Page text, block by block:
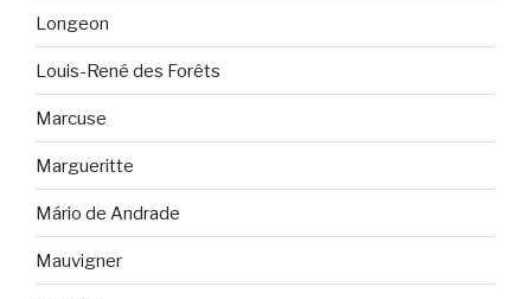
Longeon
Louis-René des Forêts
Marcuse
Margueritte
Mário de Andrade
Mauvigner